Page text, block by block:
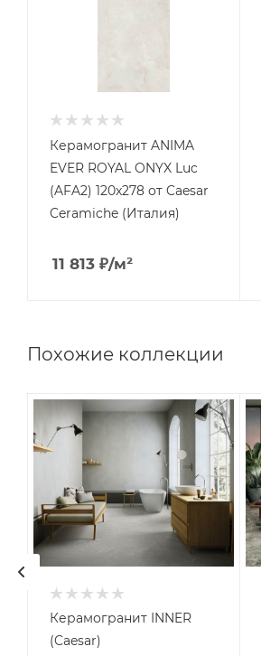
Керамогранит ANIMA
EVER ROYAL ONYX Luc
(AFA2) 120x278 от Caesar
Ceramiche (Италия)
11 813 ₽/м²
Похожие коллекции
Керамогранит INNER
(Caesar)